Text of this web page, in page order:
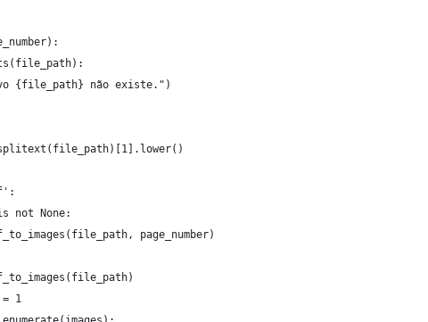
{file_path} não existe.")
not None:
page_number)
= 1